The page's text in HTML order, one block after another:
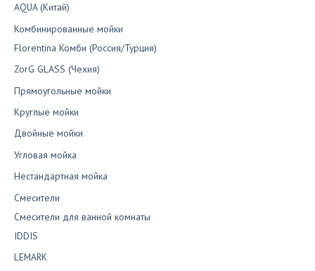
AQUA (Китай)
Комбинированные мойки
Florentina Комби (Россия/Турция)
ZorG GLASS (Чехия)
Прямоугольные мойки
Круглые мойки
Двойные мойки
Угловая мойка
Нестандартная мойка
Смесители
Смесители для ванной комнаты
IDDIS
LEMARK